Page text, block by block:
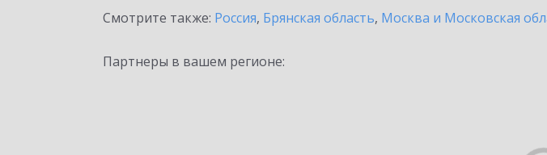
Смотрите также: Россия, Брянская область, Москва и Московская
Партнеры в вашем регионе: